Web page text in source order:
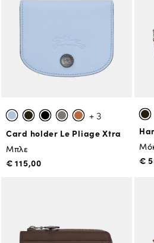
+ 3
Card holder Le Pliage Xtra
Μπλε
€ 115,00 €